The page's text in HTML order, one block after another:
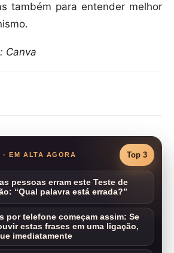
também para entender melhor
Canva
- EM ALTA AGORA Top 3
pessoas erram este Teste de
“Qual palavra está errada?”
por telefone começam assim: Se
estas frases em uma ligação,
imediatamente